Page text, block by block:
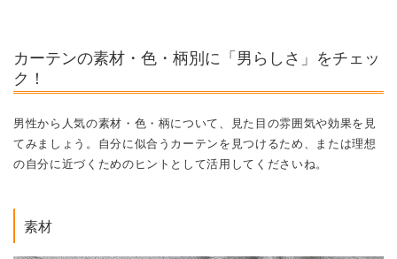
カーテンの素材・色・柄別に「男らしさ」をチェッ
ク！
男性から人気の素材・色・柄について、見た目の雰囲気や効果を見
てみましょう。自分に似合うカーテンを見つけるため、または理想
の自分に近づくためのヒントとして活用してくださいね。
素材